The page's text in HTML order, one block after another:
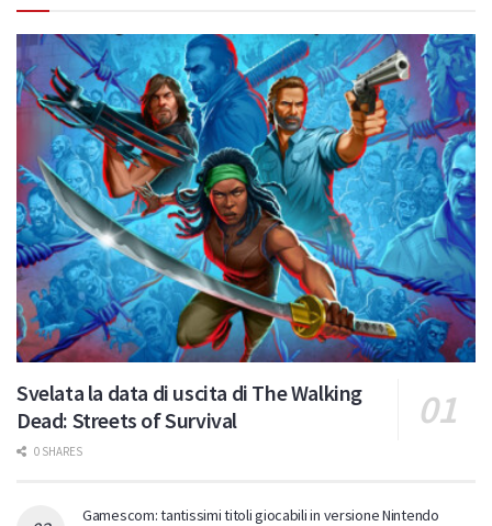
Svelata la data di uscita di The Walking
Dead: Streets of Survival
0 SHARES
Gamescom: tantissimi titoli giocabili in versione Nintendo